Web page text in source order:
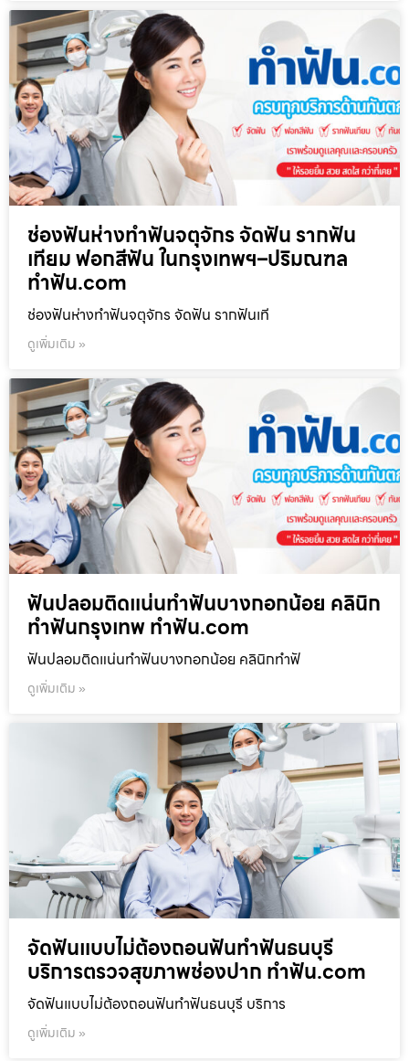
ช่องฟันห่างทำฟันจตุจักร จัดฟัน รากฟัน
เทียม ฟอกสีฟัน ในกรุงเทพฯ–ปริมณฑล
ทำฟัน.com
ช่องฟันห่างทำฟันจตุจักร จัดฟัน รากฟันเที
ดูเพิ่มเติม »
ฟันปลอมติดแน่นทำฟันบางกอกน้อย คลินิก
ทำฟันกรุงเทพ ทำฟัน.com
ฟันปลอมติดแน่นทำฟันบางกอกน้อย คลินิกทำฟั
ดูเพิ่มเติม »
จัดฟันแบบไม่ต้องถอนฟันทำฟันธนบุรี
บริการตรวจสุขภาพช่องปาก ทำฟัน.com
จัดฟันแบบไม่ต้องถอนฟันทำฟันธนบุรี บริการ
ดูเพิ่มเติม »